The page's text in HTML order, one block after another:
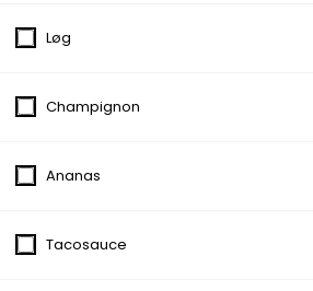
Kebab, Salat, Løg, Tomat
Salat, Løg, Tomat
Løg
Champignon
Ananas
Tacosauce